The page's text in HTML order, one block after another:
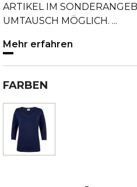
ARTIKEL IM
UMTAUSCH MÖGLICH. ...
Mehr erfahren
FARBEN